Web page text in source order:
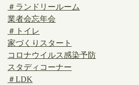
＃ランドリールーム
業者会忘年会
＃トイレ
家づくりスタート
コロナウイルス感染予防
スタディコーナー
＃LDK